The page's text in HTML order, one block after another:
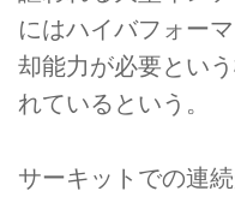
にはハイバフォー
却能力が必要とい
れているという。
サーキットでの連